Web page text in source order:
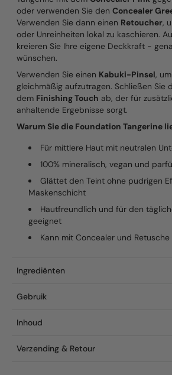
oder verwenden Sie den Concealer
Verwenden Sie dann einen Retoucher,
oder Unreinheiten lokal zu kaschieren.
kreieren Sie Ihre eigene Deckkraft -
wünschen.
Verwenden Sie einen Kabuki-Pinsel,
gleichmäßig aufzutragen. Schließen Sie
dem Finishing Touch ab, der für
anhaltende Ergebnisse sorgt.
Warum Sie die Foundation Tangerine
Für mittlere Haut mit neutralen
100% mineralisch, vegan und
Glättet den Teint ohne pudrigen
Maskenschicht
Hautfreundlich und für den
geeignet
Kann mit Concealer und
Ingrediënten
Gebruik
Inhoud
Verzending & Retour